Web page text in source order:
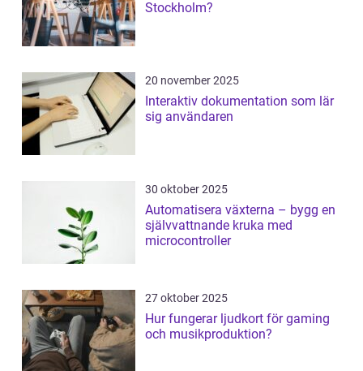
Stockholm?
20 november 2025
Interaktiv dokumentation som lär
sig användaren
30 oktober 2025
Automatisera växterna – bygg en
självvattnande kruka med
microcontroller
27 oktober 2025
Hur fungerar ljudkort för gaming
och musikproduktion?